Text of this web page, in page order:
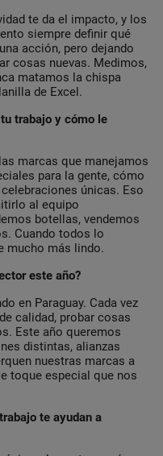
te da el impacto, y los
siempre definir qué
acción, pero dejando
cosas nuevas. Medimos,
matamos la chispa
de Excel.
trabajo y cómo le
marcas que manejamos
para la gente, cómo
únicas. Eso
al equipo
botellas, vendemos
Cuando todos lo
mucho más lindo.
este año?
en Paraguay. Cada vez
calidad, probar cosas
Este año queremos
distintas, alianzas
nuestras marcas a
toque especial que nos
te ayudan a